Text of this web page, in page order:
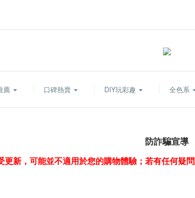
薦 口碑熱賣 DIY玩彩趣 全色系
防詐騙宣導
新，可能並不適用於您的購物體驗；若有任何疑問